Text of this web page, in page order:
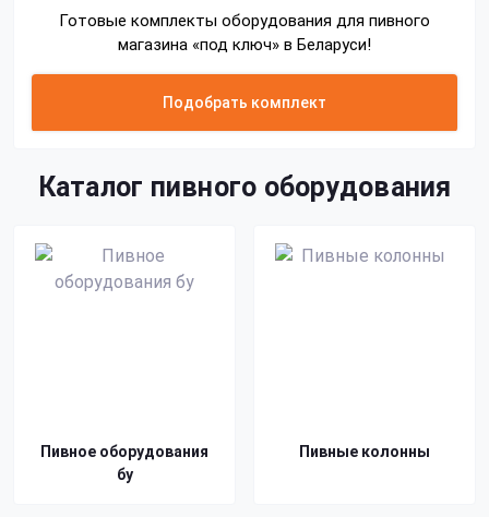
Готовые комплекты оборудования для пивного
магазина «под ключ» в Беларуси!
Подобрать комплект
Каталог пивного оборудования
Пивное оборудования
бу
Пивные колонны